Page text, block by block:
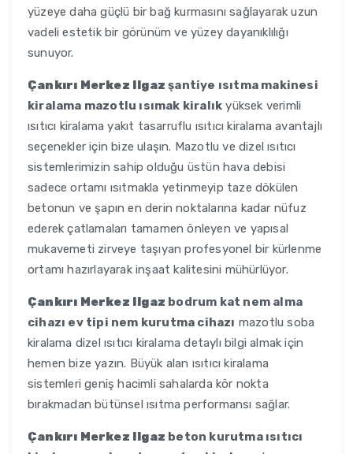
yüzeye daha güçlü bir bağ kurmasını sağlayarak uzun
vadeli estetik bir görünüm ve yüzey dayanıklılığı
sunuyor.
Çankırı Merkez Ilgaz şantiye ısıtma makinesi
kiralama mazotlu ısımak kiralık yüksek verimli
ısıtıcı kiralama yakıt tasarruflu ısıtıcı kiralama avantajlı
seçenekler için bize ulaşın. Mazotlu ve dizel ısıtıcı
sistemlerimizin sahip olduğu üstün hava debisi
sadece ortamı ısıtmakla yetinmeyip taze dökülen
betonun ve şapın en derin noktalarına kadar nüfuz
ederek çatlamaları tamamen önleyen ve yapısal
mukavemeti zirveye taşıyan profesyonel bir kürlenme
ortamı hazırlayarak inşaat kalitesini mühürlüyor.
Çankırı Merkez Ilgaz bodrum kat nem alma
cihazı ev tipi nem kurutma cihazı mazotlu soba
kiralama dizel ısıtıcı kiralama detaylı bilgi almak için
hemen bize yazın. Büyük alan ısıtıcı kiralama
sistemleri geniş hacimli sahalarda kör nokta
bırakmadan bütünsel ısıtma performansı sağlar.
Çankırı Merkez Ilgaz beton kurutma ısıtıcı